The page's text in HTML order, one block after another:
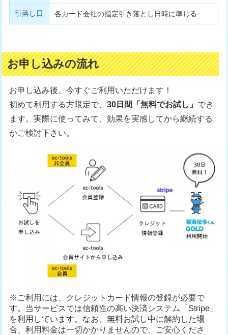
引落し日 各カード会社の指定引き落とし日時に準じる
お申し込みの流れ
お申し込み後、今すぐご利用いただけます！
初めて利用する方限定で、30日間「無料でお試し」 でき
ます。実際に使ってみて、効果を実感してから継続する
かご検討下さい。
※ご利用には、クレジットカード情報の登録が必要で
す。当サービスでは信頼性の高い決済システム「Stripe」
を利用しています。なお、無料お試し中に解約した場
合、利用料金は一切かかりませんので、ご安心くださ